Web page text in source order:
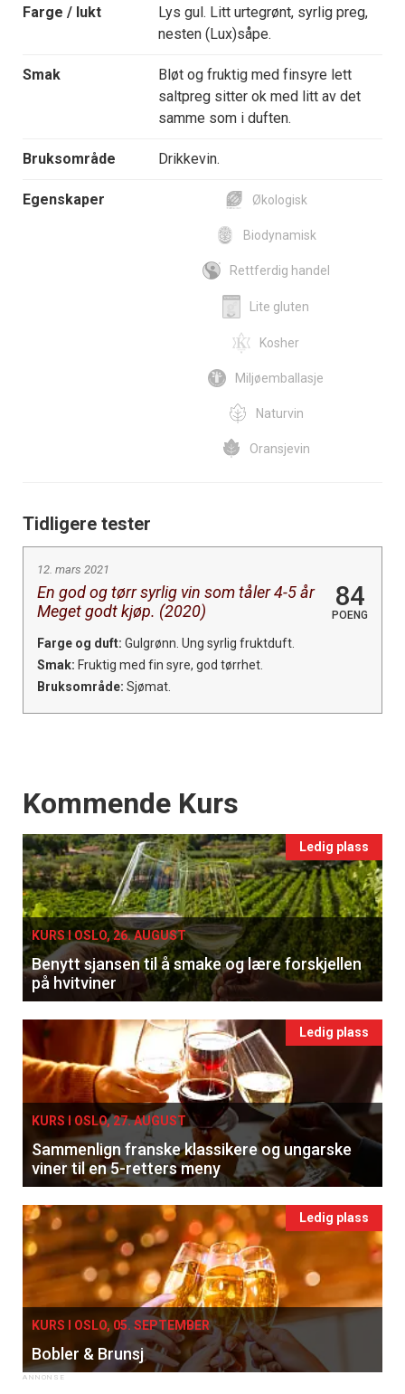
Farge / lukt
Lys gul. Litt urtegrønt, syrlig preg,
nesten (Lux)såpe.
Smak
Bløt og fruktig med finsyre lett
saltpreg sitter ok med litt av det
samme som i duften.
Bruksområde Drikkevin.
Egenskaper Økologisk
Biodynamisk
Rettferdig handel
Lite gluten
Kosher
Miljøemballasje
Naturvin
Oransjevin
Tidligere tester
12. mars 2021
En god og tørr syrlig vin som tåler 4-5 år
Meget godt kjøp. (2020)
84
POENG
Farge og duft: Gulgrønn. Ung syrlig fruktduft.
Smak: Fruktig med fin syre, god tørrhet.
Bruksområde: Sjømat.
Events
Kommende Kurs
Ledig plass
KURS I OSLO, 26. AUGUST
Benytt sjansen til å smake og lære forskjellen
på hvitviner
Ledig plass
KURS I OSLO, 27. AUGUST
Sammenlign franske klassikere og ungarske
viner til en 5-retters meny
Ledig plass
KURS I OSLO, 05. SEPTEMBER
Bobler & Brunsj